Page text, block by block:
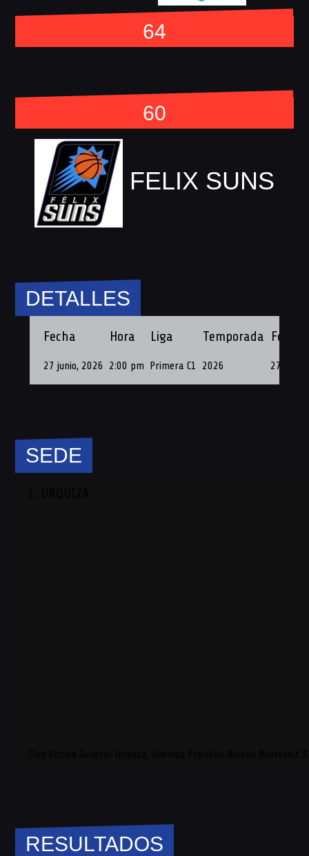
64
60
FELIX SUNS
DETALLES
Fecha Hora Liga Temporada Fecha
27 junio, 2026 2:00 pm Primera C1 2026 27 de
SEDE
RESULTADOS